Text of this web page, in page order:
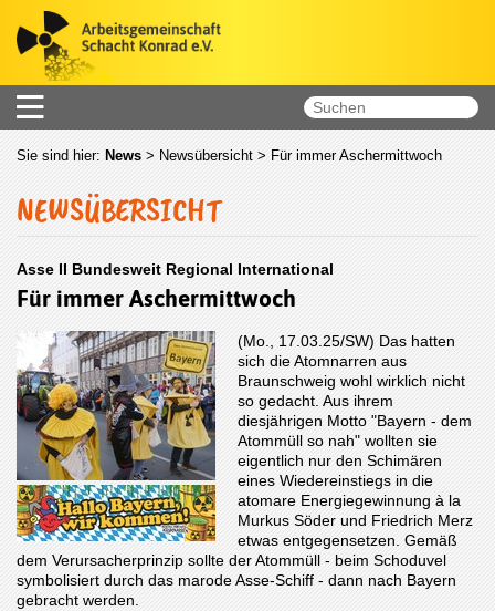
Sie sind hier: News > Newsübersicht > Für immer Aschermittwoch
NEWSÜBERSICHT
Asse II Bundesweit Regional International
Für immer Aschermittwoch
(Mo., 17.03.25/SW) Das hatten
sich die Atomnarren aus
Braunschweig wohl wirklich nicht
so gedacht. Aus ihrem
diesjährigen Motto "Bayern - dem
Atommüll so nah" wollten sie
eigentlich nur den Schimären
eines Wiedereinstiegs in die
atomare Energiegewinnung à la
Murkus Söder und Friedrich Merz
etwas entgegensetzen. Gemäß
dem Verursacherprinzip sollte der Atommüll - beim Schoduvel
symbolisiert durch das marode Asse-Schiff - dann nach Bayern
gebracht werden.